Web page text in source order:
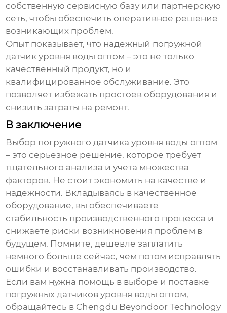
собственную сервисную базу или партнерскую
сеть, чтобы обеспечить оперативное решение
возникающих проблем.
Опыт показывает, что надежный погружной
датчик уровня воды оптом – это не только
качественный продукт, но и
квалифицированное обслуживание. Это
позволяет избежать простоев оборудования и
снизить затраты на ремонт.
В заключение
Выбор погружного датчика уровня воды оптом
– это серьезное решение, которое требует
тщательного анализа и учета множества
факторов. Не стоит экономить на качестве и
надежности. Вкладываясь в качественное
оборудование, вы обеспечиваете
стабильность производственного процесса и
снижаете риски возникновения проблем в
будущем. Помните, дешевле заплатить
немного больше сейчас, чем потом исправлять
ошибки и восстанавливать производство.
Если вам нужна помощь в выборе и поставке
погружных датчиков уровня воды оптом,
обращайтесь в Chengdu Beyondoor Technology